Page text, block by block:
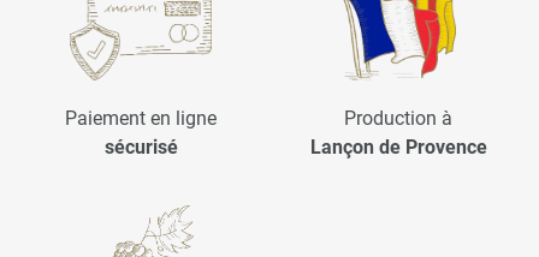
Paiement en ligne
sécurisé
Production à
Lançon de Provence